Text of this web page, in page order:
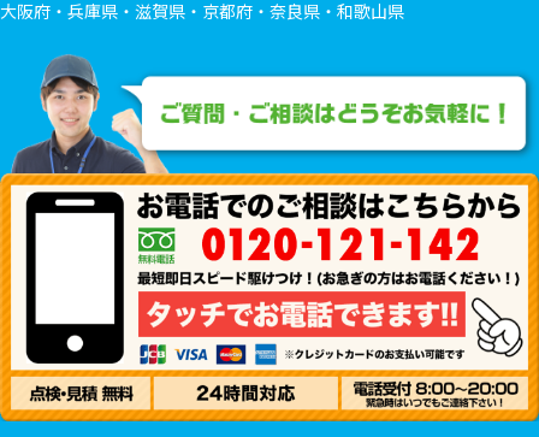
大阪府・兵庫県・滋賀県・京都府・奈良県・和歌山県